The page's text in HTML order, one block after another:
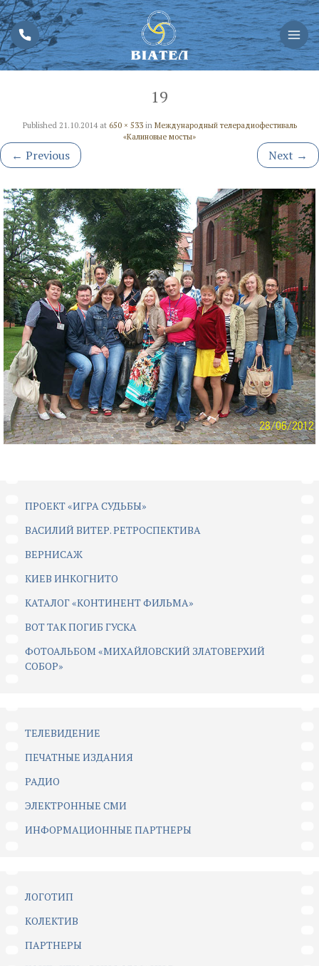
19
Published 21.10.2014at 650 × 533in Международный телерадиофестиваль
«Калиновые мосты»
← Previous Next →
ПРОЕКТ «ИГРА СУДЬБЫ»
ВАСИЛИЙ ВИТЕР. РЕТРОСПЕКТИВА
ВЕРНИСАЖ
КИЕВ ИНКОГНИТО
КАТАЛОГ «КОНТИНЕНТ ФИЛЬМА»
ВОТ ТАК ПОГИБ ГУСКА
ФОТОАЛЬБОМ «МИХАЙЛОВСКИЙ ЗЛАТОВЕРХИЙ
СОБОР»
ТЕЛЕВИДЕНИЕ
ПЕЧАТНЫЕ ИЗДАНИЯ
РАДИО
ЭЛЕКТРОННЫЕ СМИ
ИНФОРМАЦИОННЫЕ ПАРТНЕРЫ
ЛОГОТИП
КОЛЕКТИВ
ПАРТНЕРЫ